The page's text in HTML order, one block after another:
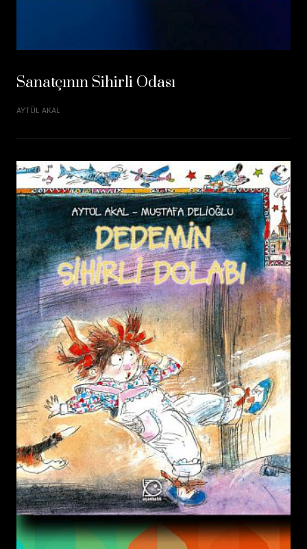
Sanatçının Sihirli Odası
AYTÜL AKAL